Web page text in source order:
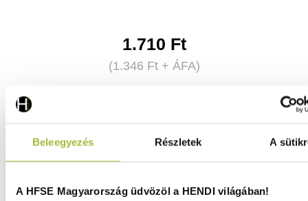
Beleegyezés Részletek A
A HFSE Magyarország üdvözöl a HENDI világában!
1.710 Ft
(1.346 Ft+ ÁFA)